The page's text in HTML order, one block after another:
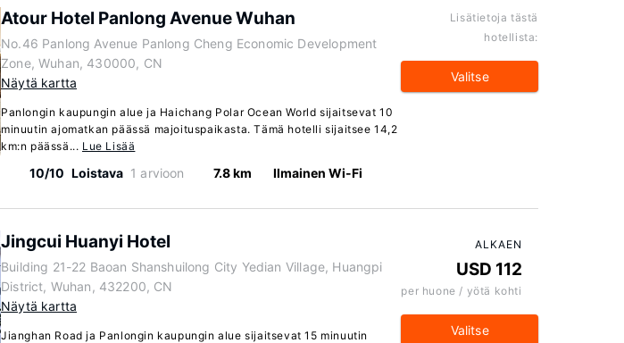
Atour Hotel Panlong Avenue Wuhan
No.46 Panlong Avenue Panlong Cheng Economic Development
Zone, Wuhan, 430000, CN
Näytä kartta
Panlongin kaupungin alue ja Haichang Polar Ocean World sijaitsevat 10
minuutin ajomatkan päässä majoituspaikasta. Tämä hotelli sijaitsee 14,2
km:n päässä... Lue Lisää
10/10 Loistava 1 arvioon 7.8 km Ilmainen Wi-Fi
Lisätietoja tästä
hotellista:
Valitse
Jingcui Huanyi Hotel
Building 21-22 Baoan Shanshuilong City Yedian Village, Huangpi
District, Wuhan, 432200, CN
Näytä kartta
Jianghan Road ja Panlongin kaupungin alue sijaitsevat 15 minuutin
ALKAEN
USD 112
per huone / yötä kohti
Valitse